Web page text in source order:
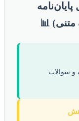
متنی) 📊
و سوالات